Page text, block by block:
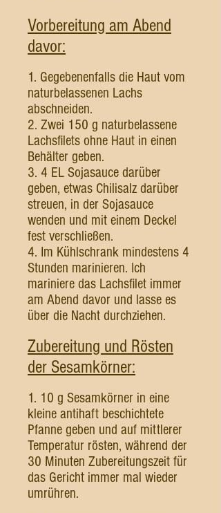
Vorbereitung am Abend
davor:
1. Gegebenenfalls die Haut vom
naturbelassenen Lachs
abschneiden.
2. Zwei 150 g naturbelassene
Lachsfilets ohne Haut in einen
Behälter geben.
3. 4 EL Sojasauce darüber
geben, etwas Chilisalz darüber
streuen, in der Sojasauce
wenden und mit einem Deckel
fest verschließen.
4. Im Kühlschrank mindestens 4
Stunden marinieren. Ich
mariniere das Lachsfilet immer
am Abend davor und lasse es
über die Nacht durchziehen.
Zubereitung und Rösten
der Sesamkörner:
1. 10 g Sesamkörner in eine
kleine antihaft beschichtete
Pfanne geben und auf mittlerer
Temperatur rösten, während der
30 Minuten Zubereitungszeit für
das Gericht immer mal wieder
umrühren.